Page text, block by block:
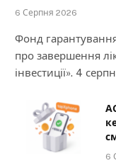
6 Серпня 2026
Фонд
про завершення
інвестиції». 4
6